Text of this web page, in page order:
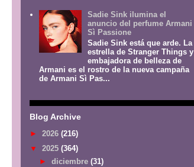
Sadie Sink ilumina el
anuncio del perfume Armani
Sì Passione
Sadie Sink está que arde. La
estrella de Stranger Things y
embajadora de belleza de
Armani es el rostro de la nueva campaña
de Armani Sì Pas...
Blog Archive
► 2026 (216)
▼ 2025 (364)
► diciembre (31)